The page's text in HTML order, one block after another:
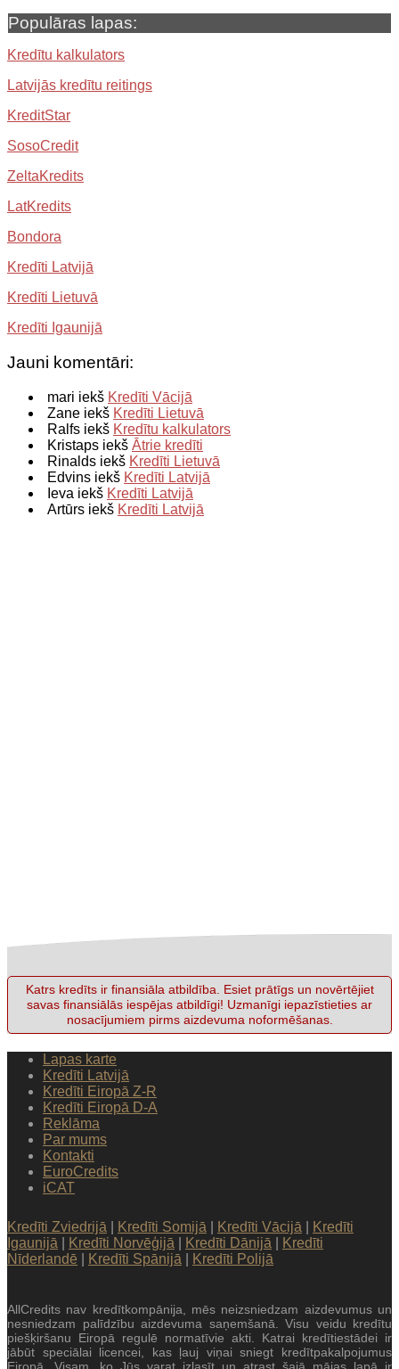
Populāras lapas:
Kredītu kalkulators
Latvijās kredītu reitings
KreditStar
SosoCredit
ZeltaKredits
LatKredits
Bondora
Kredīti Latvijā
Kredīti Lietuvā
Kredīti Igaunijā
Jauni komentāri:
mari iekš Kredīti Vācijā
Zane iekš Kredīti Lietuvā
Ralfs iekš Kredītu kalkulators
Kristaps iekš Ātrie kredīti
Rinalds iekš Kredīti Lietuvā
Edvins iekš Kredīti Latvijā
Ieva iekš Kredīti Latvijā
Artūrs iekš Kredīti Latvijā
Katrs kredīts ir finansiāla atbildība. Esiet prātīgs un novērtējiet
savas finansiālās iespējas atbildīgi! Uzmanīgi iepazīstieties ar
nosacījumiem pirms aizdevuma noformēšanas.
Lapas karte
Kredīti Latvijā
Kredīti Eiropā Z-R
Kredīti Eiropā D-A
Reklāma
Par mums
Kontakti
EuroCredits
iCAT
Kredīti Zviedrijā Kredīti Somijā Kredīti Vācijā
Kredīti
Igaunijā
Kredīti Norvēģijā Kredīti Dānijā
Kredīti
Nīderlandē
Kredīti Spānijā Kredīti Polijā
AllCredits nav kredītkompānija, mēs neizsniedzam aizdevumus un
nesniedzam palīdzību aizdevuma saņemšanā. Visu veidu kredītu
piešķiršanu Eiropā regulē normatīvie akti. Katrai kredītiestādei ir
jābūt speciālai licencei, kas ļauj viņai sniegt kredītpakalpojumus